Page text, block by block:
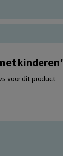
kinderen'
voor dit product